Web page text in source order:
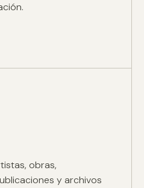
obras,
y archivos